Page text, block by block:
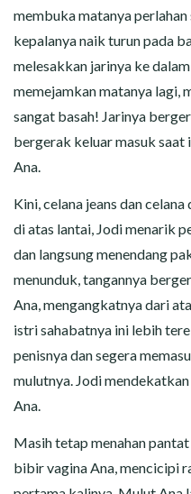
membuka matanya
kepalanya naik turun pada
melesakkan jarinya ke
memejamkan matanya lagi,
sangat basah! Jarinya
bergerak keluar masuk
Ana.
Kini, celana jeans dan
di atas lantai, Jodi menarik
dan langsung menendang
menunduk, tangannya
Ana, mengangkatnya dari
istri sahabatnya ini lebih
penisnya dan segera
mulutnya. Jodi
Ana.
Masih tetap menahan
bibir vagina Ana, mencicipi